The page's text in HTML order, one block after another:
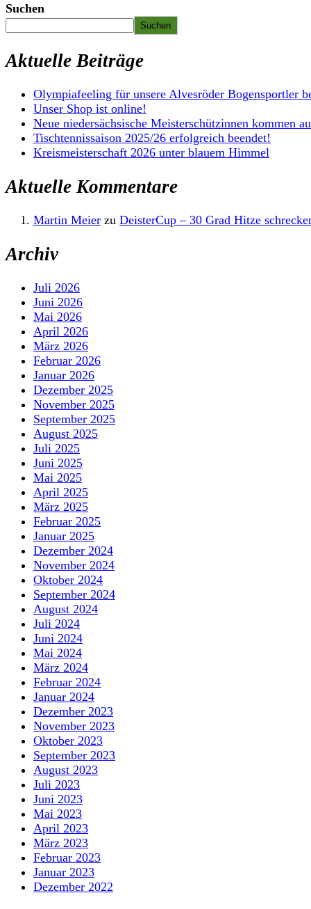
Suchen
Suchen
Aktuelle Beiträge
Olympiafeeling für unsere Alvesröder Bogensportler
Unser Shop ist online!
Neue niedersächsische Meisterschützinnen kommen
Tischtennissaison 2025/26 erfolgreich beendet!
Kreismeisterschaft 2026 unter blauem Himmel
Aktuelle Kommentare
Martin Meier zu DeisterCup – 30 Grad Hitze
Archiv
Juli 2026
Juni 2026
Mai 2026
April 2026
März 2026
Februar 2026
Januar 2026
Dezember 2025
November 2025
September 2025
August 2025
Juli 2025
Juni 2025
Mai 2025
April 2025
März 2025
Februar 2025
Januar 2025
Dezember 2024
November 2024
Oktober 2024
September 2024
August 2024
Juli 2024
Juni 2024
Mai 2024
März 2024
Februar 2024
Januar 2024
Dezember 2023
November 2023
Oktober 2023
September 2023
August 2023
Juli 2023
Juni 2023
Mai 2023
April 2023
März 2023
Februar 2023
Januar 2023
Dezember 2022